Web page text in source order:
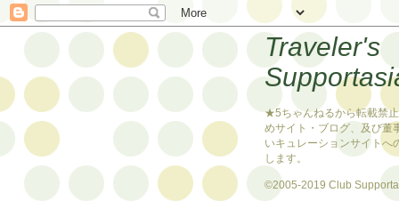
Traveler's
★5ちゃんねるから転載禁
めサイト・ブログ、及び董
いキュレーションサイトへ
します。
©2005-2019 Club